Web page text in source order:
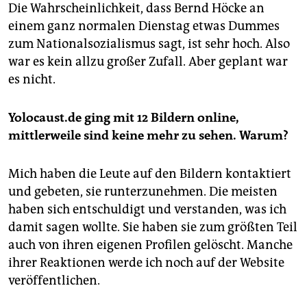
Die Wahrscheinlichkeit, dass Bernd Höcke an
einem ganz normalen Dienstag etwas Dummes
zum Nationalsozialismus sagt, ist sehr hoch. Also
war es kein allzu großer Zufall. Aber geplant war
es nicht.
Yolocaust.de ging mit 12 Bildern online,
mittlerweile sind keine mehr zu sehen. Warum?
Mich haben die Leute auf den Bildern kontaktiert
und gebeten, sie runterzunehmen. Die meisten
haben sich entschuldigt und verstanden, was ich
damit sagen wollte. Sie haben sie zum größten Teil
auch von ihren eigenen Profilen gelöscht. Manche
ihrer Reaktionen werde ich noch auf der Website
veröffentlichen.